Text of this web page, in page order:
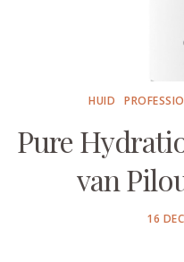
HUID
Pure
van
16